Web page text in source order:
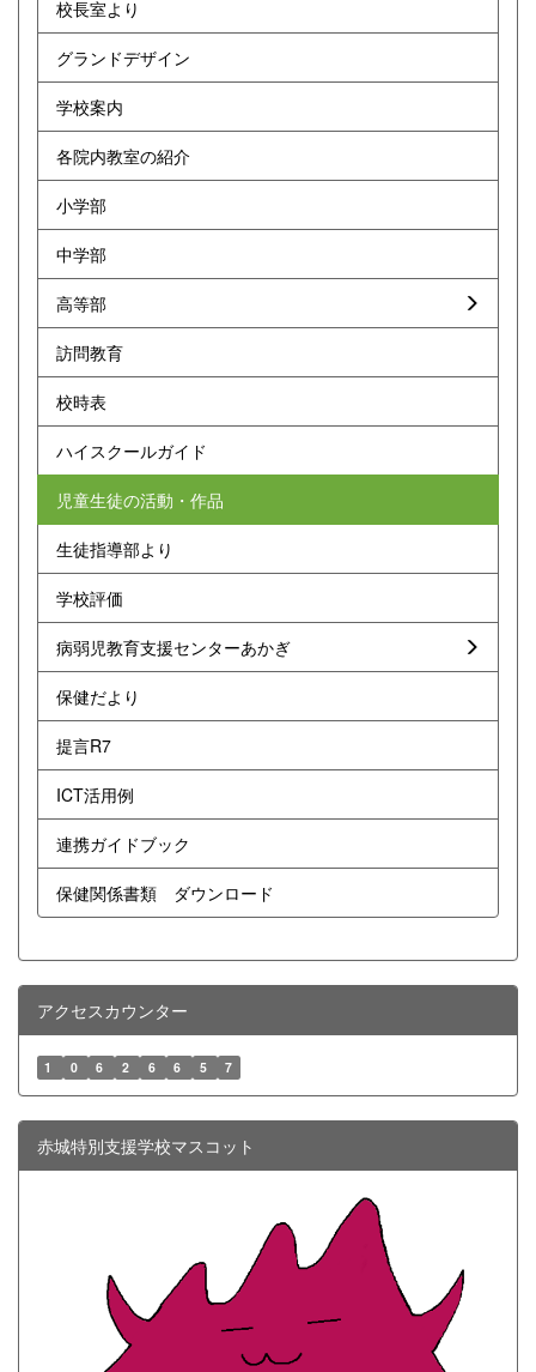
校長室より
グランドデザイン
学校案内
各院内教室の紹介
小学部
中学部
高等部
訪問教育
校時表
ハイスクールガイド
児童生徒の活動・作品
生徒指導部より
学校評価
病弱児教育支援センターあかぎ
保健だより
提言R7
ICT活用例
連携ガイドブック
保健関係書類 ダウンロード
アクセスカウンター
1 0 6 2 6 6 5 7
赤城特別支援学校マスコット